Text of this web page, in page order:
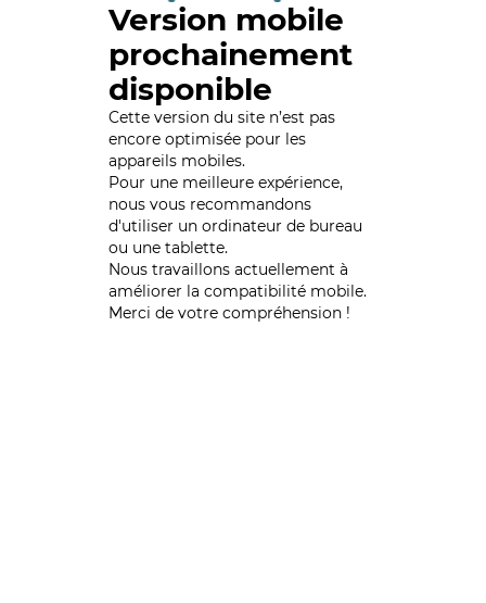
Version mobile
prochainement
disponible
Cette version du site n’est pas
encore optimisée pour les
appareils mobiles.
Pour une meilleure expérience,
nous vous recommandons
d'utiliser un ordinateur de bureau
ou une tablette.
Nous travaillons actuellement à
améliorer la compatibilité mobile.
Merci de votre compréhension !